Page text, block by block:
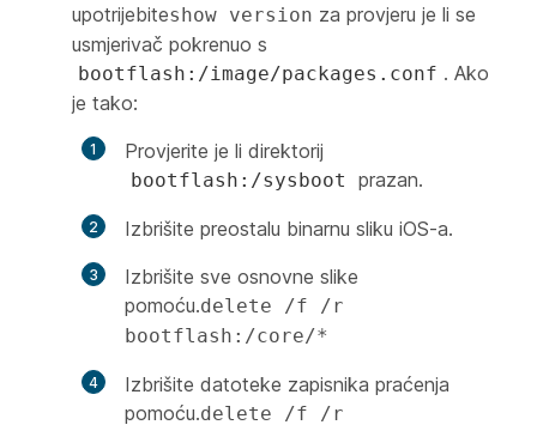
upotrijebiteshow version za provjeru je li se
usmjerivač pokrenuo s
bootflash:/image/packages.conf . Ako
je tako:
Provjerite je li direktorij
bootflash:/sysboot prazan.
Izbrišite preostalu binarnu sliku iOS-a.
Izbrišite sve osnovne slike
pomoću.delete /f /r
bootflash:/core/*
Izbrišite datoteke zapisnika praćenja
pomoću.delete /f /r